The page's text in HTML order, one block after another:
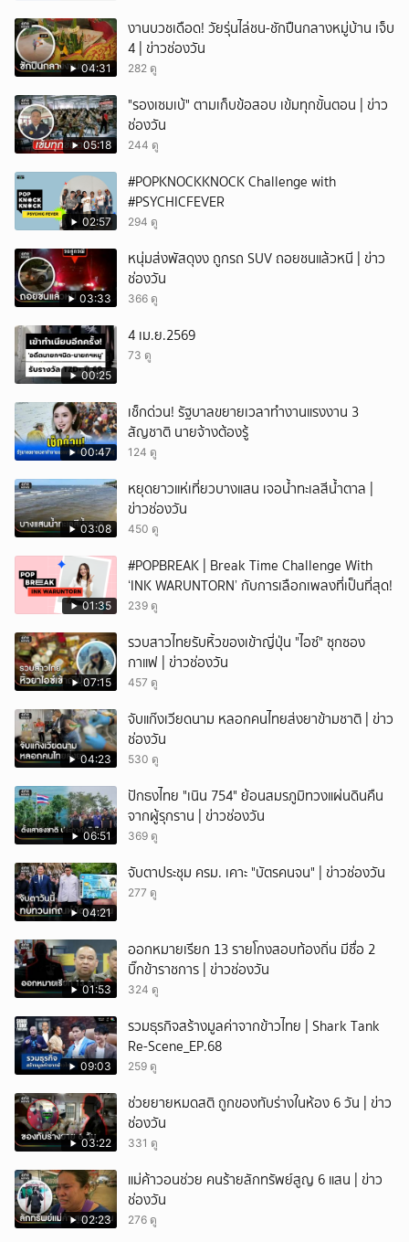
04:31
งานบวชเดือด! วัยรุ่นไล่ชน-ชักปืนกลางหมู่บ้าน เจ็บ
4 | ข่าวช่องวัน
282 ดู
05:18
"รองเซมเบ้" ตามเก็บข้อสอบ เข้มทุกขั้นตอน | ข่าว
ช่องวัน
244 ดู
02:57
#POPKNOCKKNOCK Challenge with
#PSYCHICFEVER
294 ดู
03:33
หนุ่มส่งพัสดุงง ถูกรถ SUV ถอยชนแล้วหนี | ข่าว
ช่องวัน
366 ดู
00:25
4 เม.ย.2569
73 ดู
00:47
เช็กด่วน! รัฐบาลขยายเวลาทำงานแรงงาน 3
สัญชาติ นายจ้างต้องรู้
124 ดู
03:08
หยุดยาวแห่เที่ยวบางแสน เจอน้ำทะเลสีน้ำตาล |
ข่าวช่องวัน
450 ดู
01:35
#POPBREAK | Break Time Challenge With
‘INK WARUNTORN’ กับการเลือกเพลงที่เป็นที่สุด!
239 ดู
07:15
รวบสาวไทยรับหิ้วของเข้าญี่ปุ่น "ไอซ์" ซุกซอง
กาแฟ | ข่าวช่องวัน
457 ดู
04:23
จับแก๊งเวียดนาม หลอกคนไทยส่งยาข้ามชาติ | ข่าว
ช่องวัน
530 ดู
06:51
ปักธงไทย "เนิน 754" ย้อนสมรภูมิทวงแผ่นดินคืน
จากผู้รุกราน | ข่าวช่องวัน
369 ดู
04:21
จับตาประชุม ครม. เคาะ "บัตรคนจน" | ข่าวช่องวัน
277 ดู
01:53
ออกหมายเรียก 13 รายโกงสอบท้องถิ่น มีชื่อ 2
บิ๊กข้าราชการ | ข่าวช่องวัน
324 ดู
09:03
รวมธุรกิจสร้างมูลค่าจากข้าวไทย | Shark Tank
Re-Scene_EP.68
259 ดู
03:22
ช่วยยายหมดสติ ถูกของทับร่างในห้อง 6 วัน | ข่าว
ช่องวัน
331 ดู
02:23
แม่ค้าวอนช่วย คนร้ายลักทรัพย์สูญ 6 แสน | ข่าว
ช่องวัน
276 ดู